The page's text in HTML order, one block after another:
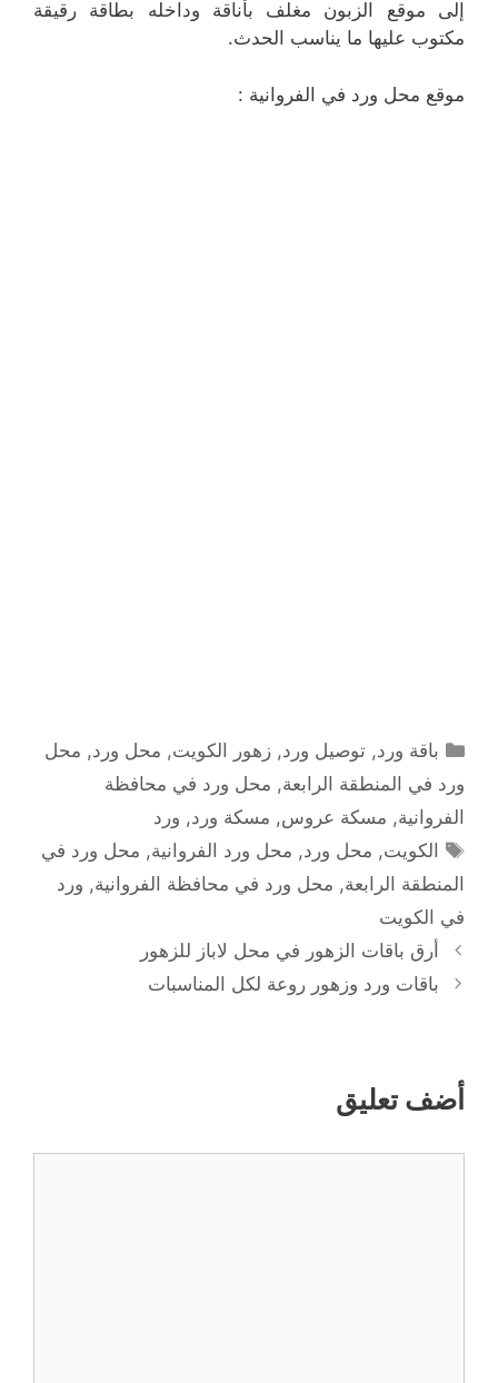
إلى موقع الزبون مغلف بأناقة وداخله بطاقة رقيقة
مكتوب عليها ما يناسب الحدث.
موقع محل ورد في الفروانية :
التصنيفات
باقة ورد,توصيل ورد,زهور الكويت, محل ورد, محل
ورد في المنطقة الرابعة, محل ورد في محافظة
الفروانية, مسكة عروس, مسكة ورد, ورد
الوسوم
الكويت, محل ورد, محل ورد الفروانية, محل ورد في
المنطقة الرابعة, محل ورد في محافظة الفروانية, ورد
في الكويت
أرق باقات الزهور في محل لاباز للزهور
باقات ورد وزهور روعة لكل المناسبات
أضف تعليق